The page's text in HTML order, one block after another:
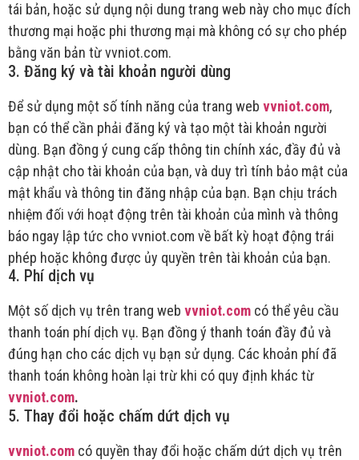
tái bản, hoặc sử dụng nội dung trang web này cho mục đích
thương mại hoặc phi thương mại mà không có sự cho phép
bằng văn bản từ vvniot.com.
3. Đăng ký và tài khoản người dùng
Để sử dụng một số tính năng của trang web vvniot.com,
bạn có thể cần phải đăng ký và tạo một tài khoản người
dùng. Bạn đồng ý cung cấp thông tin chính xác, đầy đủ và
cập nhật cho tài khoản của bạn, và duy trì tính bảo mật của
mật khẩu và thông tin đăng nhập của bạn. Bạn chịu trách
nhiệm đối với hoạt động trên tài khoản của mình và thông
báo ngay lập tức cho vvniot.com về bất kỳ hoạt động trái
phép hoặc không được ủy quyền trên tài khoản của bạn.
4. Phí dịch vụ
Một số dịch vụ trên trang web vvniot.com có thể yêu cầu
thanh toán phí dịch vụ. Bạn đồng ý thanh toán đầy đủ và
đúng hạn cho các dịch vụ bạn sử dụng. Các khoản phí đã
thanh toán không hoàn lại trừ khi có quy định khác từ
vvniot.com.
5. Thay đổi hoặc chấm dứt dịch vụ
vvniot.com có quyền thay đổi hoặc chấm dứt dịch vụ trên